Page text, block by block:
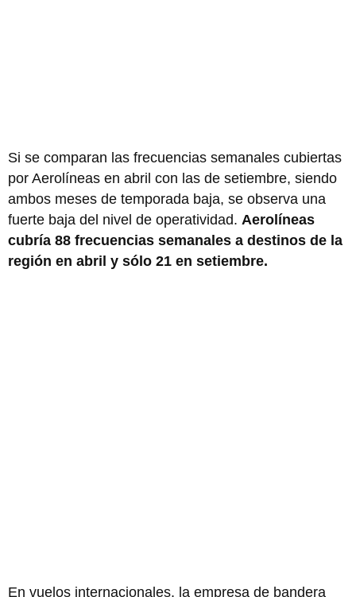
Si se comparan las frecuencias semanales cubiertas
por Aerolíneas en abril con las de setiembre, siendo
ambos meses de temporada baja, se observa una
fuerte baja del nivel de operatividad. Aerolíneas
cubría 88 frecuencias semanales a destinos de la
región en abril y sólo 21 en setiembre.
En vuelos internacionales, la empresa de bandera